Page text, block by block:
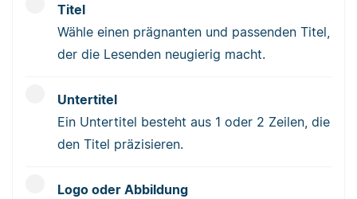
Titel
Wähle einen prägnanten und passenden Titel,
der die Lesenden neugierig macht.
Untertitel
Ein Untertitel besteht aus 1 oder 2 Zeilen, die
den Titel präzisieren.
Logo oder Abbildung